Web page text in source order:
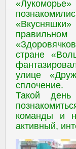
стране
улице
сплочение.
Такой день
команды и
активный,